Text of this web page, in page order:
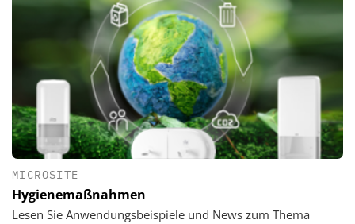
MICROSITE
Hygienemaßnahmen
Lesen Sie Anwendungsbeispiele und News zum Thema